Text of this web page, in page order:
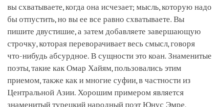
вы схватываете, когда она исчезает; мысль, которую надо
бы отпустить, но вы ее все равно схватываете. Вы
пишите двустишие, а затем добавляете завершающую
строчку, которая переворачивает весь смысл, говоря
что-нибудь абсурдное. В сущности это коан. Знаменитые
поэты, такие как Омар Хайям, пользовались этим
приемом, также как и многие суфии, в частности из
Центральной Азии. Хорошим примером является
знаменитый турецкий народный поэт Юнус Эмре,